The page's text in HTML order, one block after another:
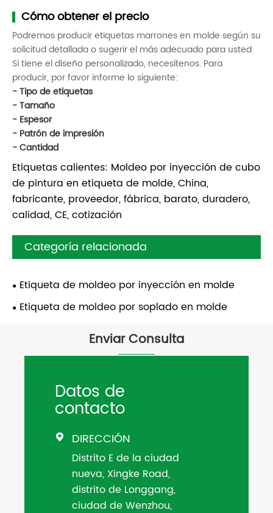
Cómo obtener el precio
Podremos producir etiquetas marrones en molde según su
solicitud detallada o sugerir el más adecuado para usted.
Si tiene el diseño personalizado, necesítenos. Para
producir, por favor informe lo siguiente:
- Tipo de etiquetas
- Tamaño
- Espesor
- Patrón de impresión
- Cantidad
Etiquetas calientes: Moldeo por inyección de cubo
de pintura en etiqueta de molde, China,
fabricante, proveedor, fábrica, barato, duradero,
calidad, CE, cotización
Categoría relacionada
Etiqueta de moldeo por inyección en molde
Etiqueta de moldeo por soplado en molde
Enviar Consulta
Datos de
contacto
 DIRECCIÓN
Distrito E de la ciudad
nueva, Xingke Road,
distrito de Longgang,
ciudad de Wenzhou,